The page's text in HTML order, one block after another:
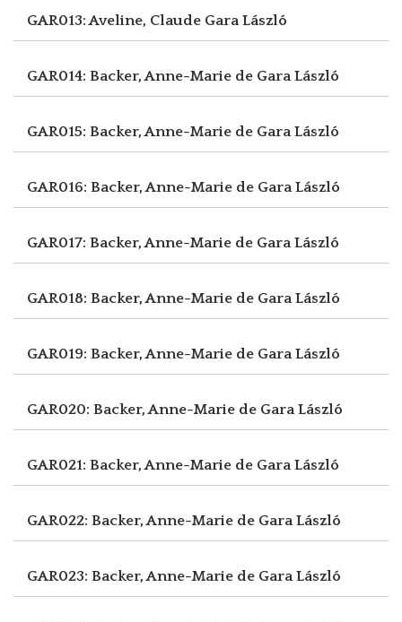
GAR013: Aveline, Claude Gara László
GAR014: Backer, Anne-Marie de Gara László
GAR015: Backer, Anne-Marie de Gara László
GAR016: Backer, Anne-Marie de Gara László
GAR017: Backer, Anne-Marie de Gara László
GAR018: Backer, Anne-Marie de Gara László
GAR019: Backer, Anne-Marie de Gara László
GAR020: Backer, Anne-Marie de Gara László
GAR021: Backer, Anne-Marie de Gara László
GAR022: Backer, Anne-Marie de Gara László
GAR023: Backer, Anne-Marie de Gara László